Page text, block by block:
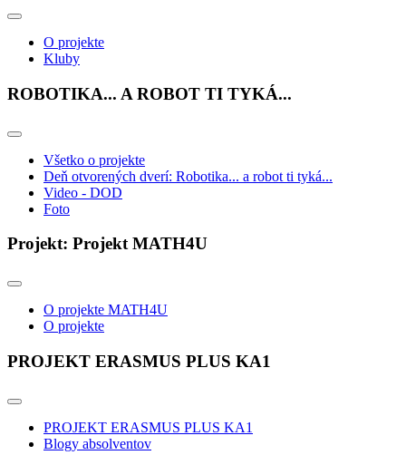
O projekte
Kluby
ROBOTIKA... A ROBOT TI TYKÁ...
Všetko o projekte
Deň otvorených dverí: Robotika... a robot ti tyká...
Video - DOD
Foto
Projekt: Projekt MATH4U
O projekte MATH4U
O projekte
PROJEKT ERASMUS PLUS KA1
PROJEKT ERASMUS PLUS KA1
Blogy absolventov